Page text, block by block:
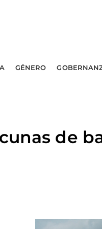
GÉNERO
de